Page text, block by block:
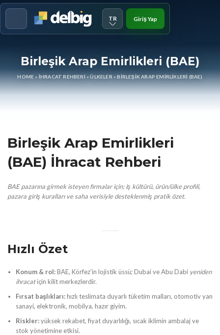
TR Giriş Yap
Birleşik Arap Emirlikleri (BAE)
HOME » İHRACAT REHBERI»ÜLKELER »BIRLEŞIK ARAP EMIRLIKLERI (BAE)
Birleşik Arap Emirlikleri
(BAE) İhracat Rehberi
BAE pazarına girmek isteyen firmalar için; iş kültürü, ürün/ülke profili,
pazara giriş kuralları ve saha verisiyle desteklenmiş pratik özet.
Hızlı Özet
Konum & rol:BAE, Körfez’in lojistik üssü; Dubai ve Abu Dabi yeniden
ihracatiçin kilit merkezlerdir.
Fırsat başlıkları:hızlı teslimata duyarlı tüketim malları, otomotiv yan
sanayi, elektronik, mobilya, hazır giyim.
Riskler:yüksek rekabet, fiyat duyarlılığı, sıcak iklimin ambalaj ve
stok yönetimine etkisi.